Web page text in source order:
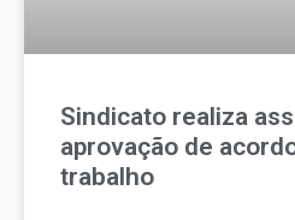
Sindicato realiza
aprovação de
trabalho